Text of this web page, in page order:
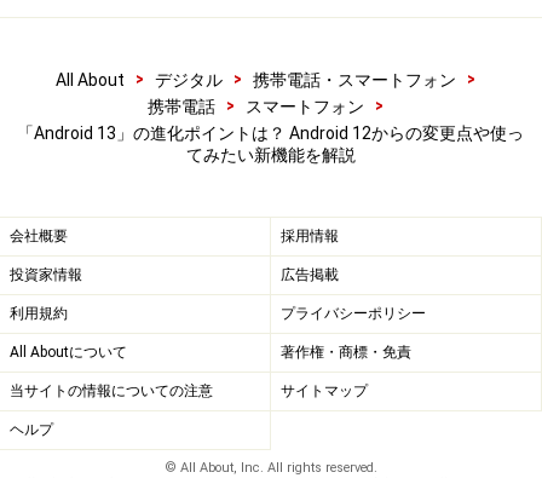
Googleカレンダーを英語設定例
アプリで使用する言語を、アプリごとに設定できるよう
になりました。例えば、英語のほうが利用しやすいアプ
アプリの通知設定を事前選択
通知許可画面
Androidアプリの通知設定が、アプリのインストール時に
All About > デジタル > 携帯電話・スマートフォン
>
携帯電話
> スマートフォン
>
「Android 13」の進化ポイントは？ Android 12からの変更点や使っ
てみたい新機能を解説
会社概要 採用情報
投資家情報 広告掲載
利用規約 プライバシーポリシー
All Aboutについて 著作権・商標・免責
当サイトの情報についての注意 サイトマップ
ヘルプ
© All About, Inc. All rights reserved.